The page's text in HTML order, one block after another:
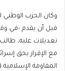
وكان الحزب الوطني
قبل أن يقدم -في
تعديلات عليه،
مع الإقرار بحق
المقاومة